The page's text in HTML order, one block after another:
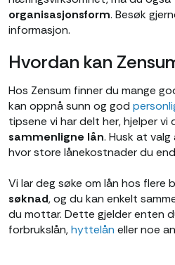
organisasjonsform. Besøk
informasjon.
Hvordan kan
Hos Zensum finner du mange
kan oppnå sunn og god
tipsene vi har delt her, hjelper vi
sammenligne lån. Husk at
hvor store lånekostnader du
Vi lar deg søke om lån hos flere
søknad, og du kan enkelt
du mottar. Dette gjelder enten
forbrukslån,hyttelån eller noe